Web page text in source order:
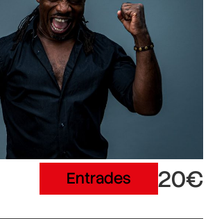
Entrades 20€